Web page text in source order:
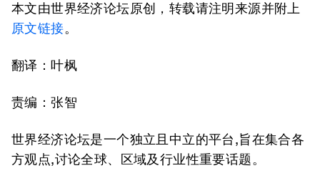
本文由世界经济论坛原创，转载请注明来源并附上
原文链接。
翻译：叶枫
责编：张智
世界经济论坛是一个独立且中立的平台,旨在集合各
方观点,讨论全球、区域及行业性重要话题。